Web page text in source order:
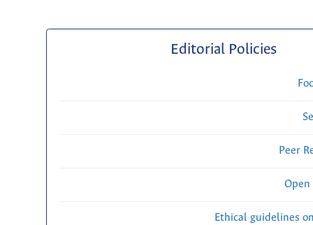
Editorial Policies
Peer
Open
Ethical guidelines